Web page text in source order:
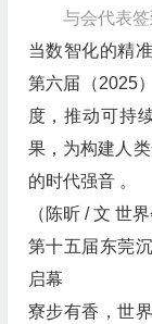
与会代表签
当数智化的精
第六届（2025
度，推动可持
果，为构建人
的时代强音 。
（陈昕 / 文 世
第十五届东莞
启幕
寮步有香，世